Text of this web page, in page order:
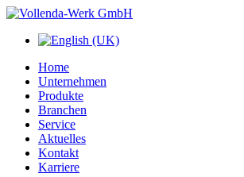
Home
Unternehmen
Produkte
Branchen
Service
Aktuelles
Kontakt
Karriere